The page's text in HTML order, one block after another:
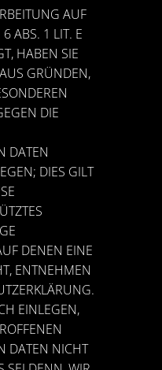
AUF
ABS. 1 LIT. E
HABEN SIE
GRÜNDEN,
DIE
DATEN
DIES GILT
DENEN EINE
ENTNEHMEN
EINLEGEN,
DATEN NICHT